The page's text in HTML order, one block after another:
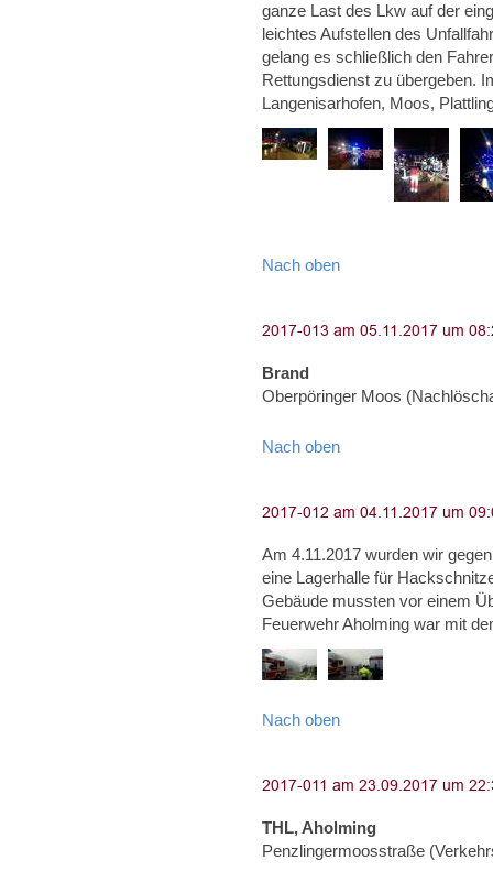
ganze Last des Lkw auf der
leichtes Aufstellen des
gelang es schließlich den
Rettungsdienst zu übergeben.
Langenisarhofen, Moos,
Nach oben
Brand
Oberpöringer Moos
Nach oben
Am 4.11.2017 wurden wir
eine Lagerhalle für
Gebäude mussten vor einem
Feuerwehr Aholming war mit
Nach oben
THL, Aholming
Penzlingermoosstraße